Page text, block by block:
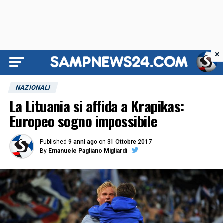
NAZIONALI
La Lituania si affida a Krapikas:
Europeo sogno impossibile
Published 9 anni ago on 31 Ottobre 2017
By Emanuele Pagliano Migliardi
×